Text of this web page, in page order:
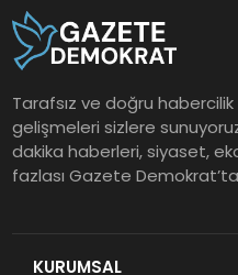
Tarafsız ve doğru habercilik
gelişmeleri sizlere
dakika haberleri, siyaset,
fazlası Gazete
KURUMSAL